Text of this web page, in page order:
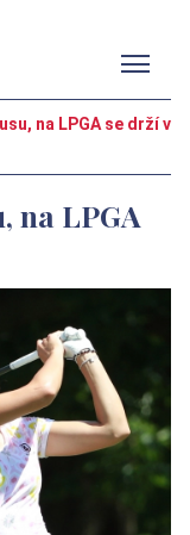
na LPGA se drží v
na LPGA